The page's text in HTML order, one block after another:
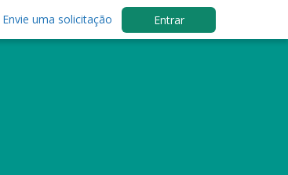
Envie uma solicitação Entrar